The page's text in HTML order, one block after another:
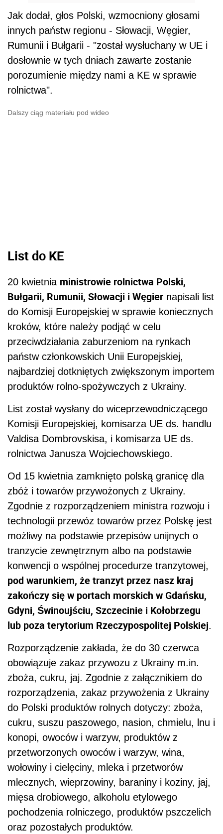
Jak dodał, głos Polski, wzmocniony głosami
innych państw regionu - Słowacji, Węgier,
Rumunii i Bułgarii - "został wysłuchany w UE i
dosłownie w tych dniach zawarte zostanie
porozumienie między nami a KE w sprawie
rolnictwa".
Dalszy ciąg materiału pod wideo
List do KE
20 kwietnia ministrowie rolnictwa Polski,
Bułgarii, Rumunii, Słowacji i Węgier napisali list
do Komisji Europejskiej w sprawie koniecznych
kroków, które należy podjąć w celu
przeciwdziałania zaburzeniom na rynkach
państw członkowskich Unii Europejskiej,
najbardziej dotkniętych zwiększonym importem
produktów rolno-spożywczych z Ukrainy.
List został wysłany do wiceprzewodniczącego
Komisji Europejskiej, komisarza UE ds. handlu
Valdisa Dombrovskisa, i komisarza UE ds.
rolnictwa Janusza Wojciechowskiego.
Od 15 kwietnia zamknięto polską granicę dla
zbóż i towarów przywożonych z Ukrainy.
Zgodnie z rozporządzeniem ministra rozwoju i
technologii przewóz towarów przez Polskę jest
możliwy na podstawie przepisów unijnych o
tranzycie zewnętrznym albo na podstawie
konwencji o wspólnej procedurze tranzytowej,
pod warunkiem, że tranzyt przez nasz kraj
zakończy się w portach morskich w Gdańsku,
Gdyni, Świnoujściu, Szczecinie i Kołobrzegu
lub poza terytorium Rzeczypospolitej Polskiej.
Rozporządzenie zakłada, że do 30 czerwca
obowiązuje zakaz przywozu z Ukrainy m.in.
zboża, cukru, jaj. Zgodnie z załącznikiem do
rozporządzenia, zakaz przywożenia z Ukrainy
do Polski produktów rolnych dotyczy: zboża,
cukru, suszu paszowego, nasion, chmielu, lnu i
konopi, owoców i warzyw, produktów z
przetworzonych owoców i warzyw, wina,
wołowiny i cielęciny, mleka i przetworów
mlecznych, wieprzowiny, baraniny i koziny, jaj,
mięsa drobiowego, alkoholu etylowego
pochodzenia rolniczego, produktów pszczelich
oraz pozostałych produktów.